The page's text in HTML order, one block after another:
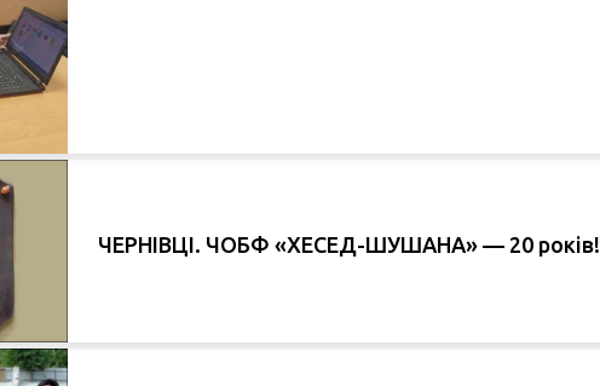
ЧЕРНІВЦІ. ЧОБФ «ХЕСЕД-ШУШАНА» — 20 років!